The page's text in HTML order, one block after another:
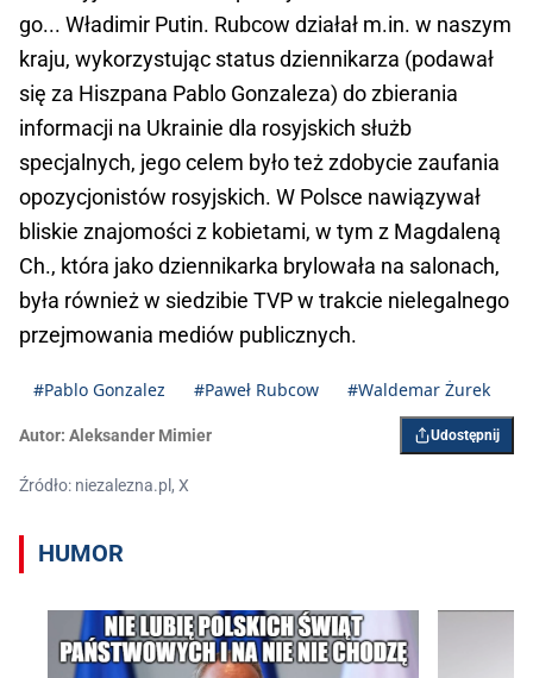
go... Władimir Putin. Rubcow działał m.in. w naszym
kraju, wykorzystując status dziennikarza (podawał
się za Hiszpana Pablo Gonzaleza) do zbierania
informacji na Ukrainie dla rosyjskich służb
specjalnych, jego celem było też zdobycie zaufania
opozycjonistów rosyjskich. W Polsce nawiązywał
bliskie znajomości z kobietami, w tym z Magdaleną
Ch., która jako dziennikarka brylowała na salonach,
była również w siedzibie TVP w trakcie nielegalnego
przejmowania mediów publicznych.
#Pablo Gonzalez #Paweł Rubcow #Waldemar Żurek
Autor: Aleksander Mimier Udostępnij
Źródło: niezalezna.pl, X
HUMOR